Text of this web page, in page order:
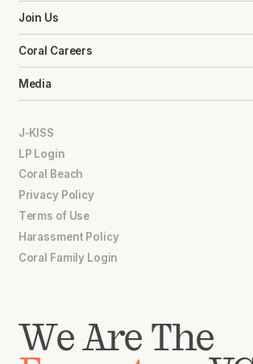
Join Us
Coral Careers
Media
J-KISS
LP Login
Coral Beach
Privacy Policy
Terms of Use
Harassment Policy
Coral Family Login
We Are The